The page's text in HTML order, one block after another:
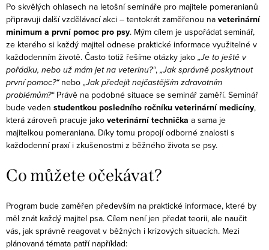
Po skvělých ohlasech na letošní semináře pro majitele pomeranianů
připravuji další vzdělávací akci – tentokrát zaměřenou na veterinární
minimum a první pomoc pro psy. Mým cílem je uspořádat seminář,
ze kterého si každý majitel odnese praktické informace využitelné v
každodenním životě. Často totiž řešíme otázky jako „Je to ještě v
pořádku, nebo už mám jet na veterinu?“, „Jak správně poskytnout
první pomoc?“nebo „Jak předejít nejčastějším zdravotním
problémům?“Právě na podobné situace se seminář zaměří. Seminář
bude veden studentkou posledního ročníku veterinární medicíny,
která zároveň pracuje jako veterinární technička a sama je
majitelkou pomeraniana. Díky tomu propojí odborné znalosti s
každodenní praxí i zkušenostmi z běžného života se psy.
Co můžete očekávat?
Program bude zaměřen především na praktické informace, které by
měl znát každý majitel psa. Cílem není jen předat teorii, ale naučit
vás, jak správně reagovat v běžných i krizových situacích. Mezi
plánovaná témata patří například: